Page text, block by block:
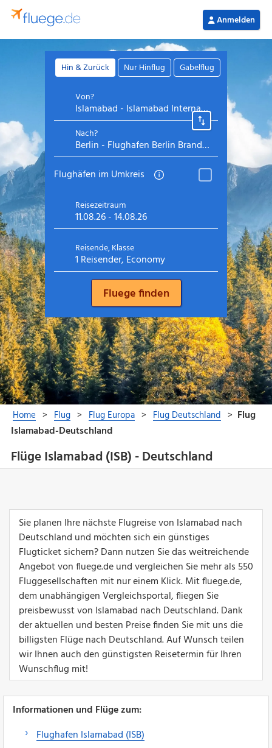
Flüge Islamabad (ISB) - Deutschland
Sie planen Ihre nächste Flugreise von Islamabad nach
Deutschland und möchten sich ein günstiges
Flugticket sichern? Dann nutzen Sie das weitreichende
Angebot von fluege.de und vergleichen Sie mehr als 550
Fluggesellschaften mit nur einem Klick. Mit fluege.de,
dem unabhängigen Vergleichsportal, fliegen Sie
preisbewusst von Islamabad nach Deutschland. Dank
der aktuellen und besten Preise finden Sie mit uns die
billigsten Flüge nach Deutschland. Auf Wunsch teilen
wir Ihnen auch den günstigsten Reisetermin für Ihren
Wunschflug mit!
Informationen und Flüge zum:
Flughafen Islamabad (ISB)